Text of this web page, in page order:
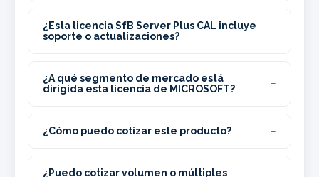
¿Esta licencia SfB Server Plus CAL incluye
soporte o actualizaciones?
¿A qué segmento de mercado está
dirigida esta licencia de MICROSOFT?
¿Cómo puedo cotizar este producto?
¿Puedo cotizar volumen o múltiples